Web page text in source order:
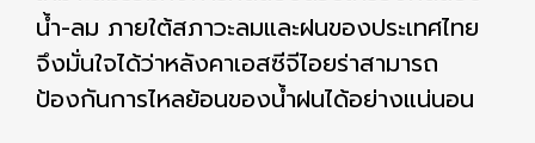
น้ำ-ลม ภายใต้สภาวะลมและฝนของประเทศไทย
จึงมั่นใจได้ว่าหลังคาเอสซีจีไอยร่าสามารถ
ป้องกันการไหลย้อนของน้ำฝนได้อย่างแน่นอน